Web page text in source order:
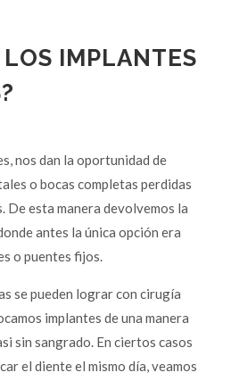
IMPLANTES
nos dan la oportunidad de
o bocas completas perdidas
De esta manera devolvemos la
antes la única opción era
o puentes fijos.
se pueden lograr con cirugía
implantes de una manera
sin sangrado. En ciertos casos
el diente el mismo día, veamos